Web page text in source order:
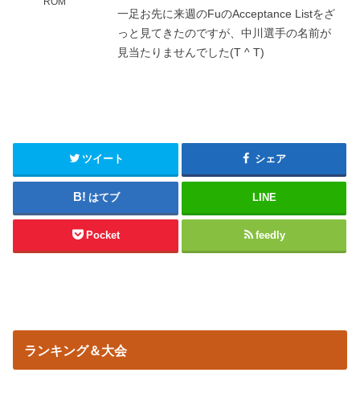
一足お先に来週のFuのAcceptance Listをざ
っと見てきたのですが、中川選手の名前が
見当たりませんでした(T ^ T)
ツイート シェア
はてブ LINE
Pocket feedly
ランキング＆大会